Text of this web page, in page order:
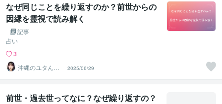
なぜ同じことを繰り返すのか？前世からの
因縁を霊視で読み解く
記事
占い
3
沖縄のユタんち
ゅ・Lia
2025/06/29
前世・過去世ってなに？なぜ繰り返すの？